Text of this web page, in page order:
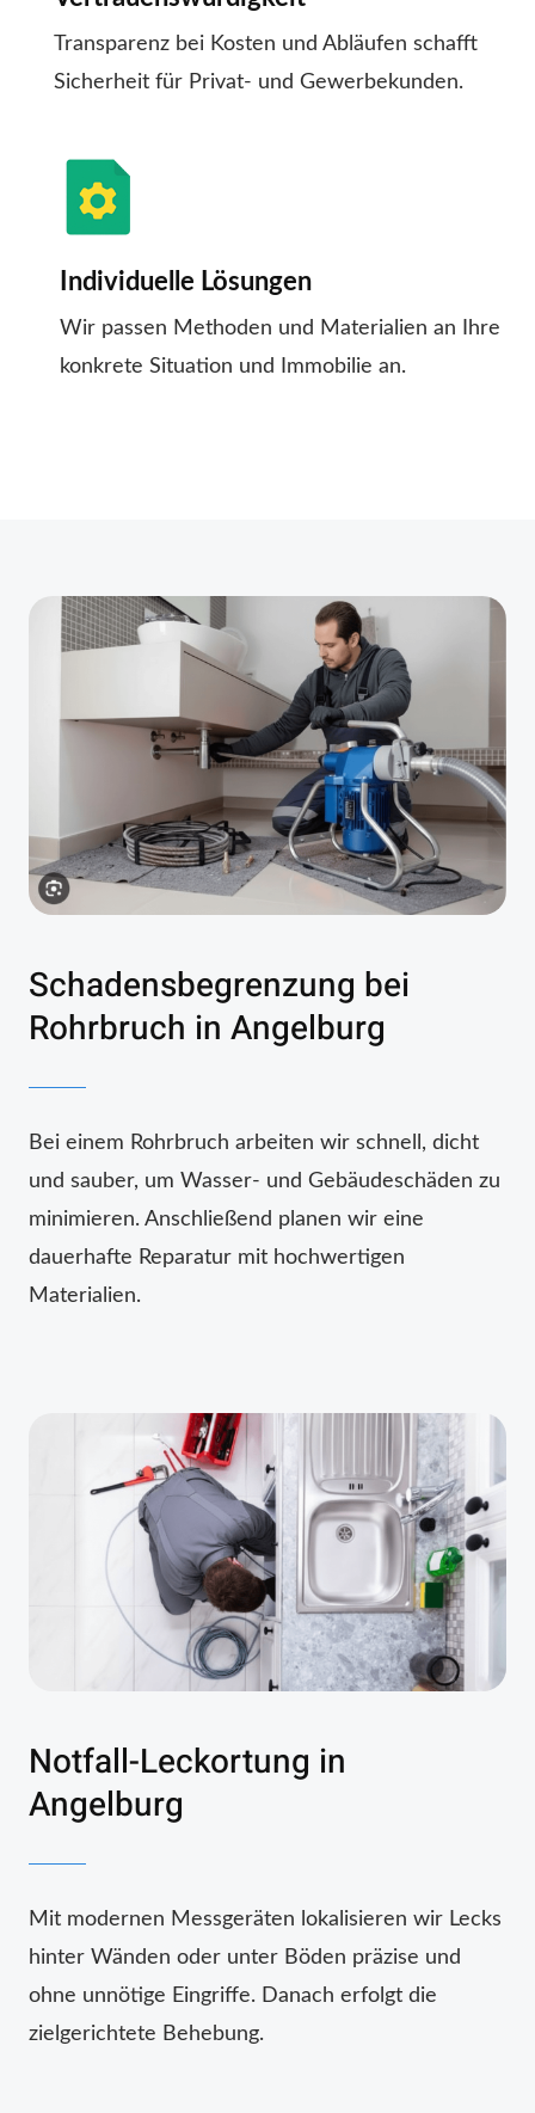
Transparenz bei Kosten und Abläufen schafft
Sicherheit für Privat- und Gewerbekunden.
Individuelle Lösungen
Wir passen Methoden und Materialien an Ihre
konkrete Situation und Immobilie an.
Schadensbegrenzung bei
Rohrbruch in Angelburg
Bei einem Rohrbruch arbeiten wir schnell, dicht
und sauber, um Wasser- und Gebäudeschäden zu
minimieren. Anschließend planen wir eine
dauerhafte Reparatur mit hochwertigen
Materialien.
Notfall-Leckortung in
Angelburg
Mit modernen Messgeräten lokalisieren wir Lecks
hinter Wänden oder unter Böden präzise und
ohne unnötige Eingriffe. Danach erfolgt die
zielgerichtete Behebung.